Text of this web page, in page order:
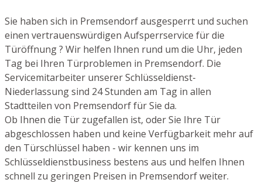
Sie haben sich in Premsendorf ausgesperrt und suchen
einen vertrauenswürdigen Aufsperrservice für die
Türöffnung ? Wir helfen Ihnen rund um die Uhr, jeden
Tag bei Ihren Türproblemen in Premsendorf. Die
Servicemitarbeiter unserer Schlüsseldienst-
Niederlassung sind 24 Stunden am Tag in allen
Stadtteilen von Premsendorf für Sie da.
Ob Ihnen die Tür zugefallen ist, oder Sie Ihre Tür
abgeschlossen haben und keine Verfügbarkeit mehr auf
den Türschlüssel haben - wir kennen uns im
Schlüsseldienstbusiness bestens aus und helfen Ihnen
schnell zu geringen Preisen in Premsendorf weiter.